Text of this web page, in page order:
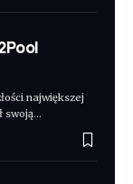
największej
swoją…